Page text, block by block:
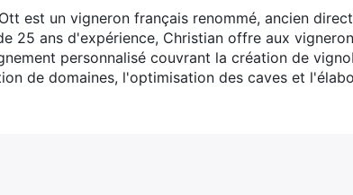
est un vigneron français renommé, ancien
25 ans d'expérience, Christian offre aux
personnalisé couvrant la création de
de domaines, l'optimisation des caves et